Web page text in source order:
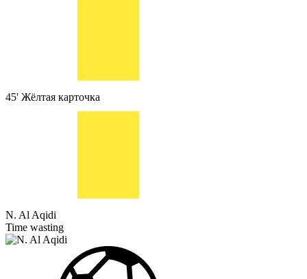
45' Жёлтая карточка
N. Al Aqidi
Time wasting